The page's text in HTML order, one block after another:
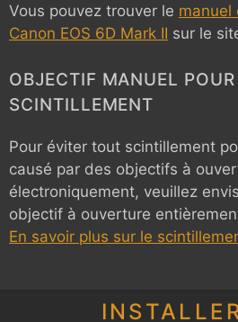
Vous pouvez trouver le manuel
Canon EOS 6D Mark II sur le
OBJECTIF MANUEL
SCINTILLEMENT
Pour éviter tout scintillement
causé par des objectifs à
électroniquement, veuillez
objectif à ouverture
En savoir plus sur le
INSTALLER